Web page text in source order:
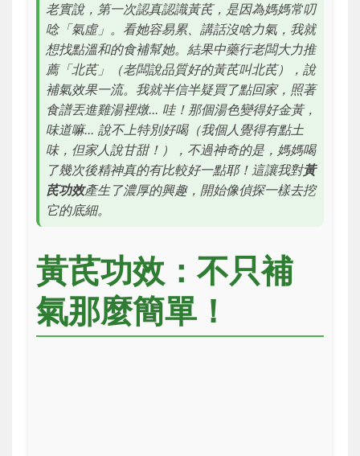
老實說，第一次認真認識黃芪，是因為媽媽常叨
唸「氣虛」。看她容易累、講話沒啥力氣，我就
想找點溫和的食補幫她。結果中藥行老闆大力推
薦「北芪」（老闆說品質好的黃芪叫北芪），說
補氣效果一流。我就半信半疑買了點回家，照著
食譜丟進雞湯裡燉... 哇！那個湯色變得好金黃，
味道嘛... 說不上特別好喝（我個人覺得有點土
味，但家人說甘甜！），不過神奇的是，媽媽喝
了幾次後精神真的有比較好一點耶！這讓我對黃
芪功效產生了濃厚的興趣，開始像偵探一樣去挖
它的底細。
黃芪功效：不只補
氣那麼簡單！